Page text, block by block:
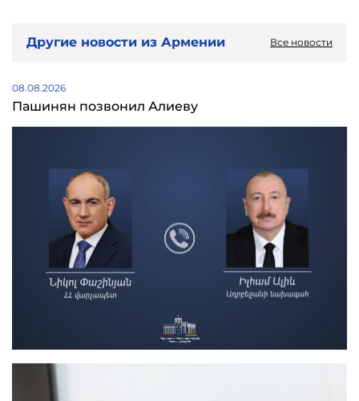
Другие новости из Армении Все новости
08.08.2026
Пашинян позвонил Алиеву